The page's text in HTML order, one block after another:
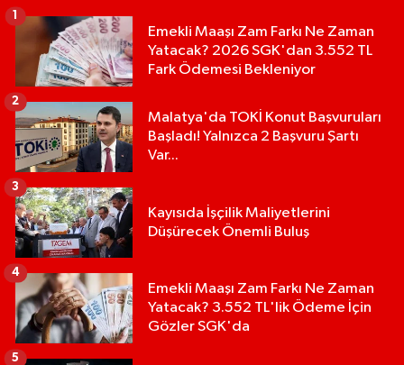
Emekli Maaşı Zam Farkı Ne Zaman
Yatacak? 2026 SGK'dan 3.552 TL
Fark Ödemesi Bekleniyor
1
Malatya'da TOKİ Konut Başvuruları
Başladı! Yalnızca 2 Başvuru Şartı
Var...
2
Kayısıda İşçilik Maliyetlerini
Düşürecek Önemli Buluş
3
Emekli Maaşı Zam Farkı Ne Zaman
Yatacak? 3.552 TL'lik Ödeme İçin
Gözler SGK'da
4
5